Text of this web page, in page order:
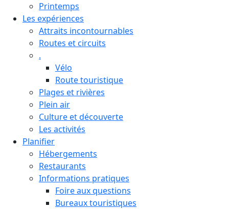
Printemps
Les expériences
Attraits incontournables
Routes et circuits
.
Vélo
Route touristique
Plages et rivières
Plein air
Culture et découverte
Les activités
Planifier
Hébergements
Restaurants
Informations pratiques
Foire aux questions
Bureaux touristiques